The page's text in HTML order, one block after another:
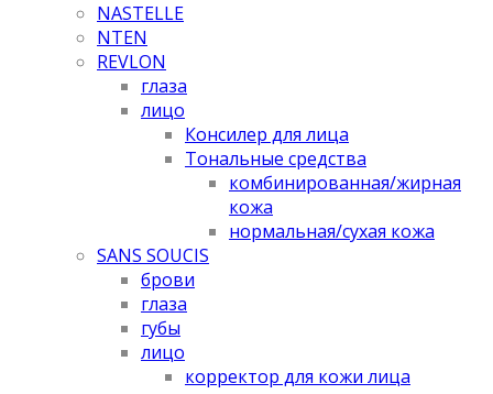
NASTELLE
NTEN
REVLON
глаза
лицо
Консилер для лица
Тональные средства
комбинированная/жирная
кожа
нормальная/cухая кожа
SANS SOUCIS
брови
глаза
губы
лицо
корректор для кожи лица